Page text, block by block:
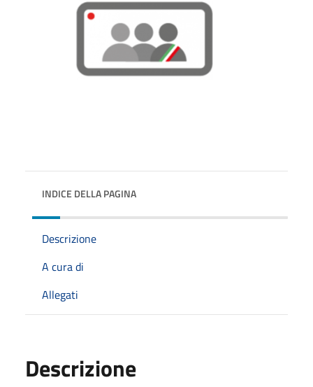
INDICE DELLA PAGINA
Descrizione
A cura di
Allegati
Descrizione